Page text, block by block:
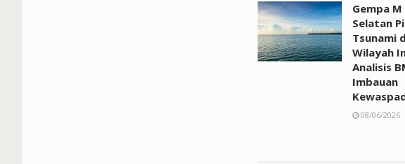
Gempa
Selatan
Tsunami
Wilayah
Analisis
Imbauan
08/06/2026